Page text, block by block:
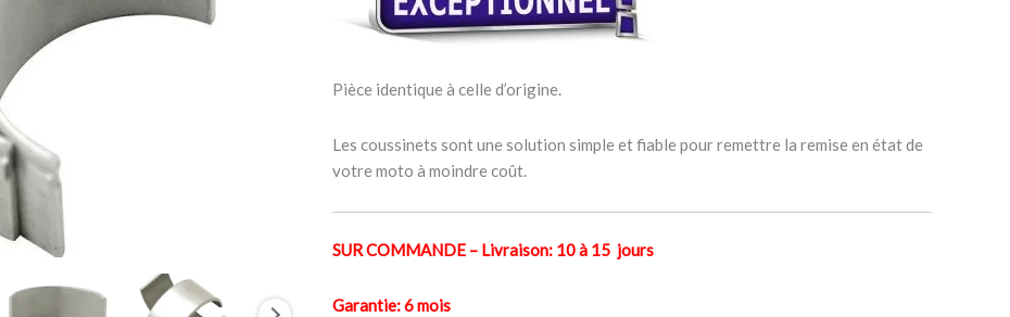
2006
Pièce identique à celle d’origine.
Les coussinets sont une solution simple et fiable pour remettre la remise en état de
votre moto à moindre coût.
SUR COMMANDE – Livraison: 10 à 15 jours
Garantie: 6 mois